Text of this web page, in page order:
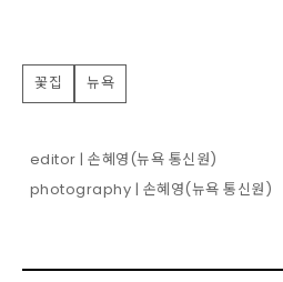
꽃집 뉴욕
editor | 손혜영(뉴욕 통신원)
photography | 손혜영(뉴욕 통신원)